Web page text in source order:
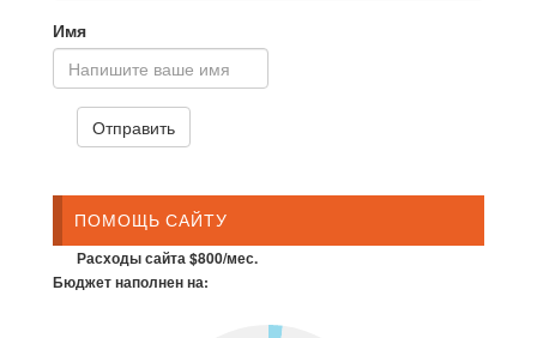
Имя
ПОМОЩЬ САЙТУ
Расходы сайта $800/мес.
Бюджет наполнен на: